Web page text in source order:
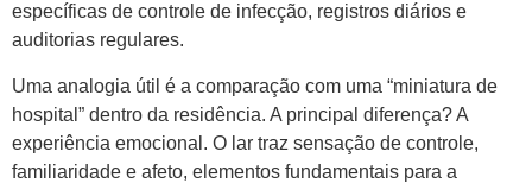
específicas de controle de infecção, registros diários e
auditorias regulares.
Uma analogia útil é a comparação com uma “miniatura de
hospital” dentro da residência. A principal diferença? A
experiência emocional. O lar traz sensação de controle,
familiaridade e afeto, elementos fundamentais para a